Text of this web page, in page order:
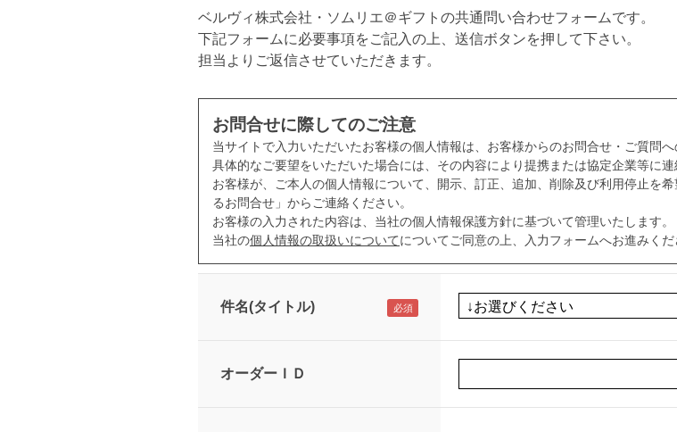
ベルヴィ株式会社・ソムリエ＠ギフトの共通問い合わせフォームです。
下記フォームに必要事項をご記入の上、送信ボタンを押して下さい。
担当よりご返信させていただきます。
お問合せに際してのご注意
当サイトで入力いただいたお客様の個人情報は、お客様からのお問合せ・ご質問へ
具体的なご要望をいただいた場合には、その内容により提携または協定企業等に連
お客様が、ご本人の個人情報について、開示、訂正、追加、削除及び利用停止を
るお問合せ」からご連絡ください。
お客様の入力された内容は、当社の個人情報保護方針に基づいて管理いたします。
当社の個人情報の取扱いについてについてご同意の上、入力フォームへお進みくだ
件名(タイトル)
オーダーＩＤ